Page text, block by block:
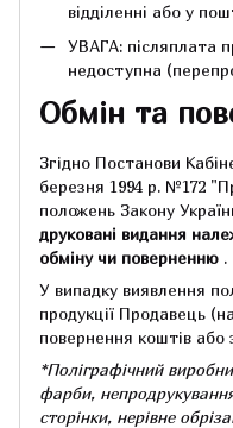
відділенні або у
УВАГА: післяплата
недоступна
Обмін та
Згідно Постанови
березня 1994 р. №172
положень Закону
друковані видання
обміну чи поверненню .
У випадку виявлення
продукції Продавець
повернення коштів або
*Поліграфічний
фарби,
сторінки, нерівне